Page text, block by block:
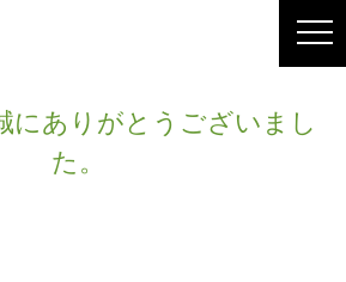
にありがとうございまし
た。